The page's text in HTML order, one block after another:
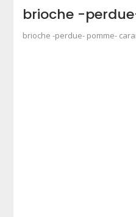
brioche -
brioche -perdue- pomme-